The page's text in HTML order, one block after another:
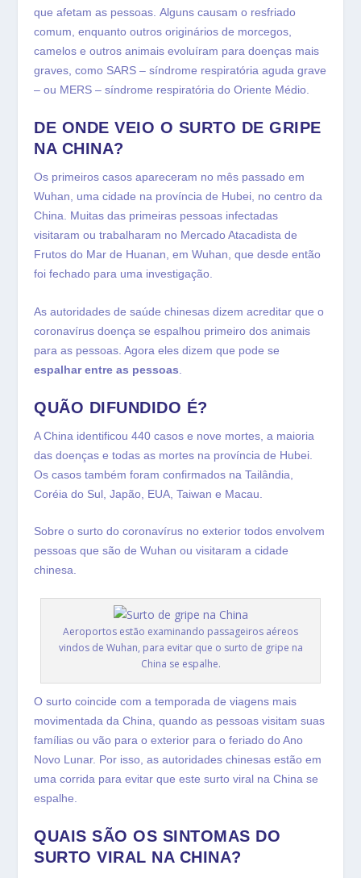
que afetam as pessoas. Alguns causam o resfriado
comum, enquanto outros originários de morcegos,
camelos e outros animais evoluíram para doenças mais
graves, como SARS – síndrome respiratória aguda grave
– ou MERS – síndrome respiratória do Oriente Médio.
DE ONDE VEIO O SURTO DE GRIPE
NA CHINA?
Os primeiros casos apareceram no mês passado em
Wuhan, uma cidade na província de Hubei, no centro da
China. Muitas das primeiras pessoas infectadas
visitaram ou trabalharam no Mercado Atacadista de
Frutos do Mar de Huanan, em Wuhan, que desde então
foi fechado para uma investigação.
As autoridades de saúde chinesas dizem acreditar que o
coronavírus doença se espalhou primeiro dos animais
para as pessoas. Agora eles dizem que pode se
espalhar entre as pessoas
QUÃO DIFUNDIDO É?
A China identificou 440 casos e nove mortes, a maioria
das doenças e todas as mortes na província de Hubei.
Os casos também foram confirmados na Tailândia,
Coréia do Sul, Japão, EUA, Taiwan e Macau.
Sobre o surto do coronavírus no exterior todos envolvem
pessoas que são de Wuhan ou visitaram a cidade
chinesa.
Aeroportos estão examinando passageiros aéreos
vindos de Wuhan, para evitar que o surto de gripe na
China se espalhe.
O surto coincide com a temporada de viagens mais
movimentada da China, quando as pessoas visitam suas
famílias ou vão para o exterior para o feriado do Ano
Novo Lunar. Por isso, as autoridades chinesas estão em
uma corrida para evitar que este surto viral na China se
espalhe.
QUAIS SÃO OS SINTOMAS DO
SURTO VIRAL NA CHINA?